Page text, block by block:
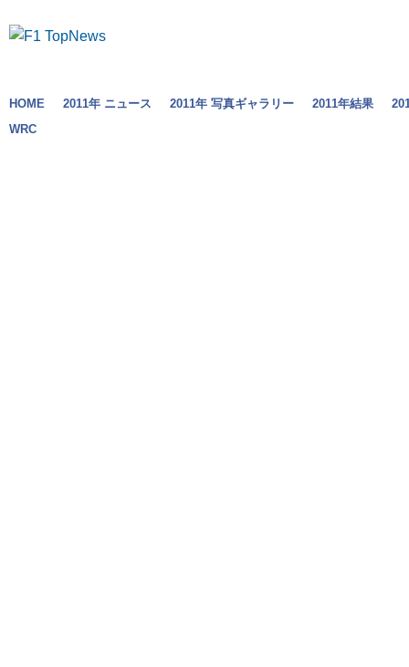
HOME 2011年 ニュース 2011年 写真ギャラリー 2011年結果
WRC